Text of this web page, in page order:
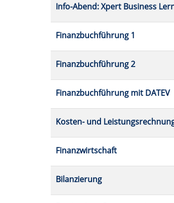
werden.
Info-Abend: Xpert Business
Finanzbuchführung 1
Finanzbuchführung 2
Finanzbuchführung mit DATEV
Kosten- und
Finanzwirtschaft
Bilanzierung